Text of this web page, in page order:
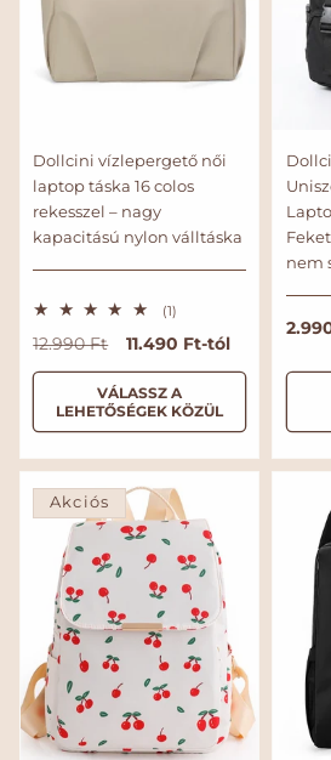
Dollcini vízlepergető női
laptop táska 16 colos
rekesszel – nagy
kapacitású nylon válltáska
(1)1
s
z
e
s
é
t
k
e
s
N
o
á
l
á
r
12.990 Ft
A
k
c
i
ó
s
á
r
11.490 Ft-tól
VÁLASSZ A
LEHETŐSÉGEK KÖZÜL
nem
N
r
á
á
Akciós